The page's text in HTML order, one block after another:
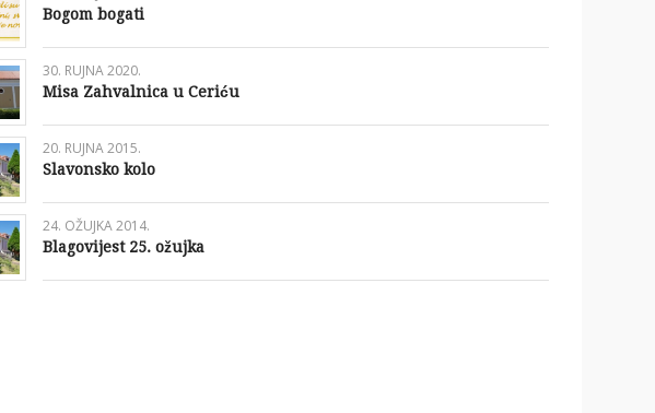
Bogom bogati
30. RUJNA 2020.
Misa Zahvalnica u Ceriću
20. RUJNA 2015.
Slavonsko kolo
24. OŽUJKA 2014.
Blagovijest 25. ožujka